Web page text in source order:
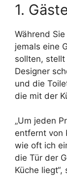
1.
Während
jemals eine
sollten,
Designer
und die
die mit der
„Um jeden
entfernt von
wie oft ich
die Tür der
Küche